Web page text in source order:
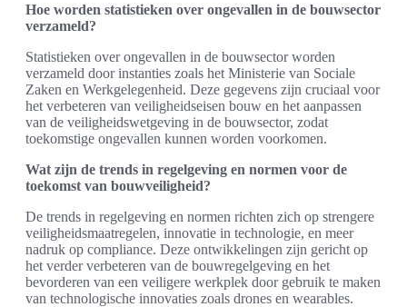
Hoe worden statistieken over ongevallen in de bouwsector
verzameld?
Statistieken over ongevallen in de bouwsector worden
verzameld door instanties zoals het Ministerie van Sociale
Zaken en Werkgelegenheid. Deze gegevens zijn cruciaal voor
het verbeteren van veiligheidseisen bouw en het aanpassen
van de veiligheidswetgeving in de bouwsector, zodat
toekomstige ongevallen kunnen worden voorkomen.
Wat zijn de trends in regelgeving en normen voor de
toekomst van bouwveiligheid?
De trends in regelgeving en normen richten zich op strengere
veiligheidsmaatregelen, innovatie in technologie, en meer
nadruk op compliance. Deze ontwikkelingen zijn gericht op
het verder verbeteren van de bouwregelgeving en het
bevorderen van een veiligere werkplek door gebruik te maken
van technologische innovaties zoals drones en wearables.